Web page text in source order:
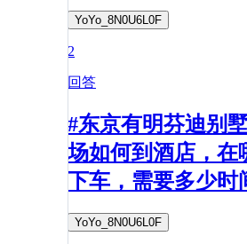
YoYo_8N0U6L0F
2
回答
#东京有明芬迪别
场如何到酒店，在
下车，需要多少时
YoYo_8N0U6L0F